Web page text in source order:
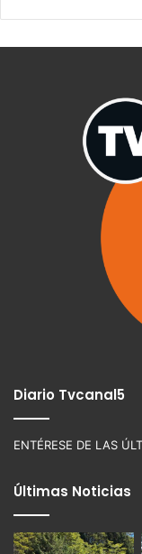
Diario Tvcanal5
ENTÉRESE DE LAS
Últimas Noticias